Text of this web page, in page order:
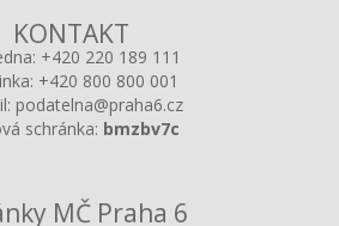
KONTAKT
+420 220 189 111
+420 800 800 001
podatelna@praha6.cz
schránka: bmzbv7c
MČ Praha 6